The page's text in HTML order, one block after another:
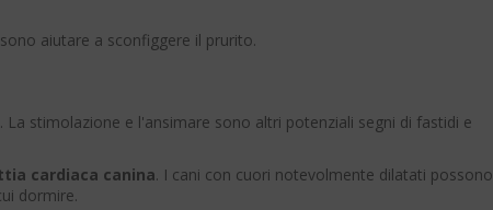
aiutare a sconfiggere il prurito.
. La stimolazione e l'ansimare sono altri potenziali segni di fastidi e
cardiaca canina. I cani con cuori notevolmente dilatati possono
dormire.